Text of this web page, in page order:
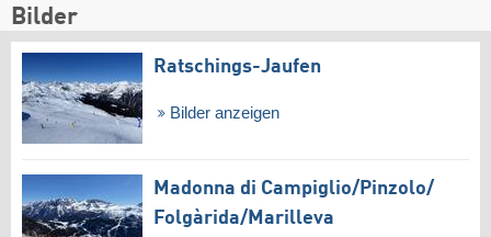
Bilder
Ratschings-Jaufen
Bilder anzeigen
Madonna di Campiglio/​Pinzolo/​
Folgàrida/​Marilleva